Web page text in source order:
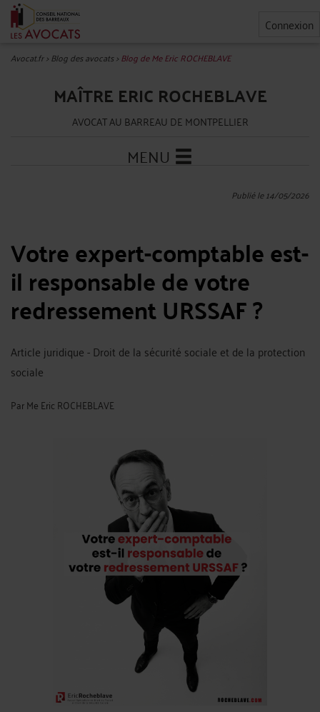
Connexion
Avocat.fr>Blog des avocats>Blog de Me Eric ROCHEBLAVE
MAÎTRE ERIC ROCHEBLAVE
AVOCAT AU BARREAU DE MONTPELLIER
MENU
Publié le 14/05/2026
Votre expert-comptable est-
il responsable de votre
redressement URSSAF ?
Article juridique - Droit de la sécurité sociale et de la protection
sociale
ParMe Eric ROCHEBLAVE